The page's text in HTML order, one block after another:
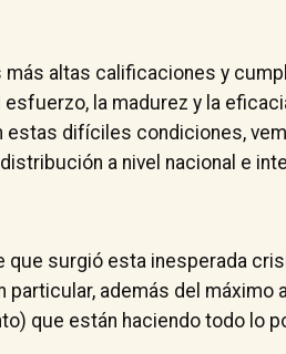
altas calificaciones y
la madurez y la
estas difíciles condiciones,
a nivel nacional e
que surgió esta inesperada
además del máximo
que están haciendo todo lo